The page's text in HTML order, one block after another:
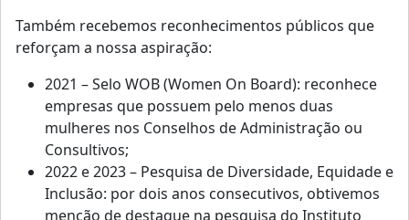
Também recebemos reconhecimentos públicos que
reforçam a nossa aspiração:
2021 – Selo WOB (Women On Board): reconhece
empresas que possuem pelo menos duas
mulheres nos Conselhos de Administração ou
Consultivos;
2022 e 2023 – Pesquisa de Diversidade, Equidade e
Inclusão: por dois anos consecutivos, obtivemos
menção de destaque na pesquisa do Instituto